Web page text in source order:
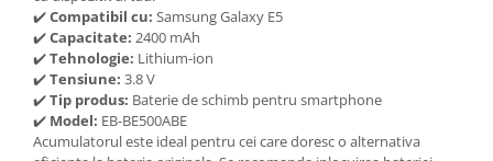
Display Oneplus
HTC
HTC
Huawei
Iphone
✔️Compatibil cu: Samsung Galaxy E5
✔️Capacitate: 2400 mAh
✔️Tehnologie: Lithium-ion
✔️Tensiune: 3.8 V
✔️Tip produs: Baterie de schimb pentru smartphone
✔️ Model: EB-BE500ABE
Acumulatorul este ideal pentru cei care doresc o alternativa